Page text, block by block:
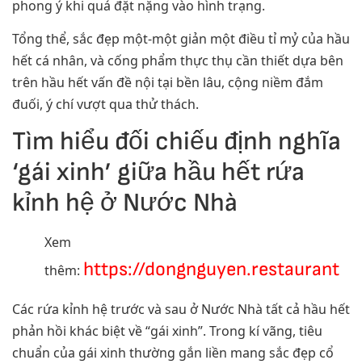
phong ý khi quá đặt nặng vào hình trạng.
Tổng thể, sắc đẹp một-một giản một điều tỉ mỷ của hầu
hết cá nhân, và cống phẩm thực thụ cần thiết dựa bên
trên hầu hết vấn đề nội tại bền lâu, cộng niềm đắm
đuối, ý chí vượt qua thử thách.
Tìm hiểu đối chiếu định nghĩa
‘gái xinh’ giữa hầu hết rứa
kỉnh hệ ở Nước Nhà
Xem
thêm: https://dongnguyen.restaurant
Các rứa kỉnh hệ trước và sau ở Nước Nhà tất cả hầu hết
phản hồi khác biệt về “gái xinh”. Trong kí vãng, tiêu
chuẩn của gái xinh thường gắn liền mang sắc đẹp cổ